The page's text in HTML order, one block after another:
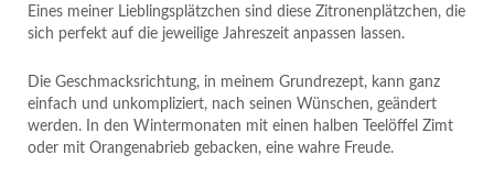
Eines meiner Lieblingsplätzchen sind diese Zitronenplätzchen, die
sich perfekt auf die jeweilige Jahreszeit anpassen lassen.
Die Geschmacksrichtung, in meinem Grundrezept, kann ganz
einfach und unkompliziert, nach seinen Wünschen, geändert
werden. In den Wintermonaten mit einen halben Teelöffel Zimt
oder mit Orangenabrieb gebacken, eine wahre Freude.